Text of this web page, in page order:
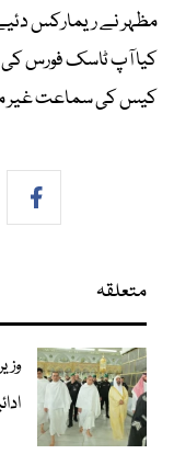
کیا آپ ٹاسک فورس
کیس کی سماعت غیر
متعلقہ